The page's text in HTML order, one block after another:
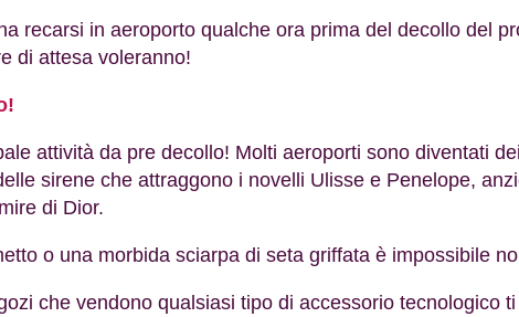
recarsi in aeroporto qualche ora prima del decollo del
di attesa voleranno!
attività da pre decollo! Molti aeroporti sono diventati
sirene che attraggono i novelli Ulisse e Penelope,
di Dior.
o una morbida sciarpa di seta griffata è impossibile
che vendono qualsiasi tipo di accessorio tecnologico